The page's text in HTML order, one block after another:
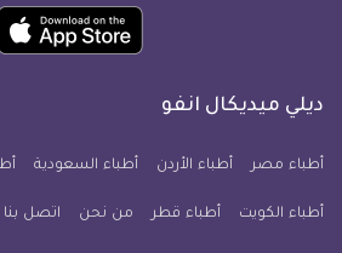
فيسبوكتويتر
يوتيوب
انفو
انفو
انفو
حمل
تطبيق
معلومة
للآيفون
ديلي ميديكال انفو
أطباء مصر أطباء الأردن أطباء السعودية
أطباء الكويت أطباء قطر من نحن اتصل بنا